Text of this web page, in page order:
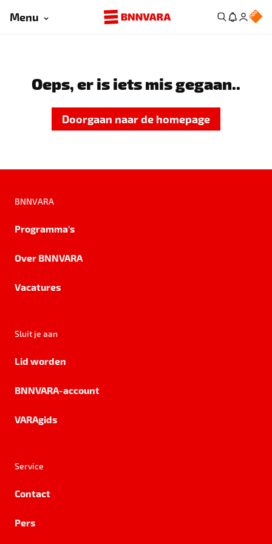
Menu
Oeps, er is iets mis gegaan..
Doorgaan naar de homepage
BNNVARA
Programma's
Over BNNVARA
Vacatures
Sluit je aan
Lid worden
BNNVARA-account
VARAgids
Service
Contact
Pers